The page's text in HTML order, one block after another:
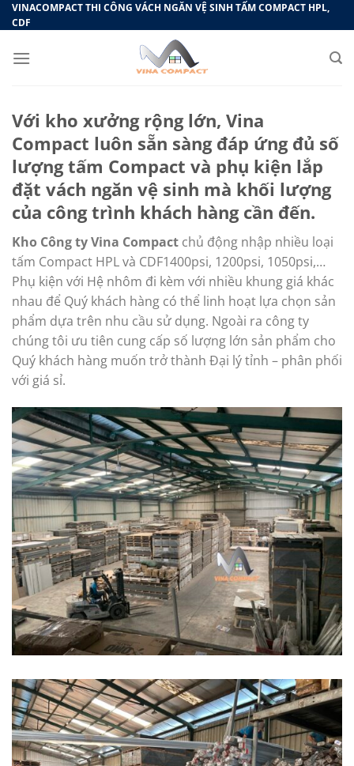
Bỏ
qua
dung
VINACOMPACT THI CÔNG VÁCH NGĂN VỆ SINH TẤM COMPACT HPL,
CDF
Với kho xưởng rộng lớn, Vina
Compact luôn sẵn sàng đáp ứng đủ số
lượng tấm Compact và phụ kiện lắp
đặt vách ngăn vệ sinh mà khối lượng
của công trình khách hàng cần đến.
Kho Công ty Vina Compact chủ động nhập nhiều loại
tấm Compact HPL và CDF1400psi, 1200psi, 1050psi,…
Phụ kiện với Hệ nhôm đi kèm với nhiều khung giá khác
nhau để Quý khách hàng có thể linh hoạt lựa chọn sản
phẩm dựa trên nhu cầu sử dụng. Ngoài ra công ty
chúng tôi ưu tiên cung cấp số lượng lớn sản phẩm cho
Quý khách hàng muốn trở thành Đại lý tỉnh – phân phối
với giá sỉ.